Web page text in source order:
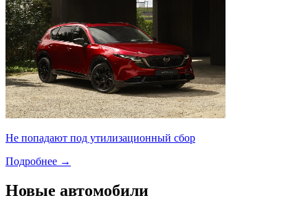
Не попадают под утилизационный сбор
Подробнее →
Новые автомобили